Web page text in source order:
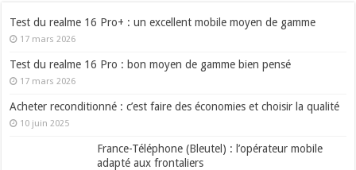
Test du realme 16 Pro+ : un excellent mobile moyen de gamme
17 mars 2026
Test du realme 16 Pro : bon moyen de gamme bien pensé
17 mars 2026
Acheter reconditionné : c’est faire des économies et choisir la qualité
10 juin 2025
France-Téléphone (Bleutel) : l’opérateur mobile
adapté aux frontaliers